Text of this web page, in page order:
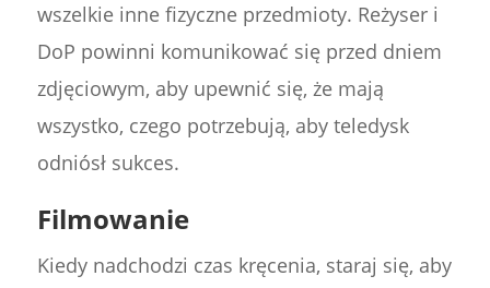
wszelkie inne fizyczne przedmioty. Reżyser i
DoP powinni komunikować się przed dniem
zdjęciowym, aby upewnić się, że mają
wszystko, czego potrzebują, aby teledysk
odniósł sukces.
Filmowanie
Kiedy nadchodzi czas kręcenia, staraj się, aby